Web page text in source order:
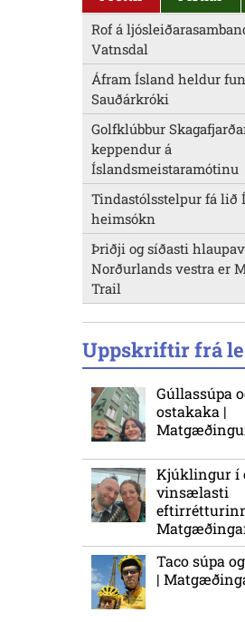
Rof á
Vatnsdal
Áfram Ísland heldur
Sauðárkróki
Golfklúbbur
keppendur á
Íslandsmeistaramótinu
Tindastólsstelpur fá lið
heimsókn
Þriðji og síðasti
Norðurlands vestra er
Trail
Uppskriftir frá
Gúllassúpa
ostakaka |
Kjúklingur í
vinsælasti
Taco súpa
|